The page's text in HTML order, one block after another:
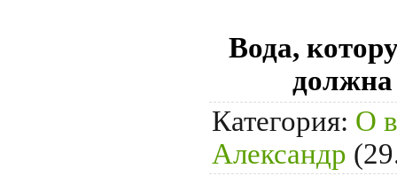
Вода,
Категория: О
Александр